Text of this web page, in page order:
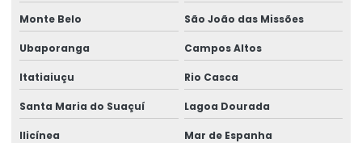
Monte Belo São João das Missões
Ubaporanga Campos Altos
Itatiaiuçu Rio Casca
Santa Maria do Suaçuí Lagoa Dourada
Ilicínea Mar de Espanha